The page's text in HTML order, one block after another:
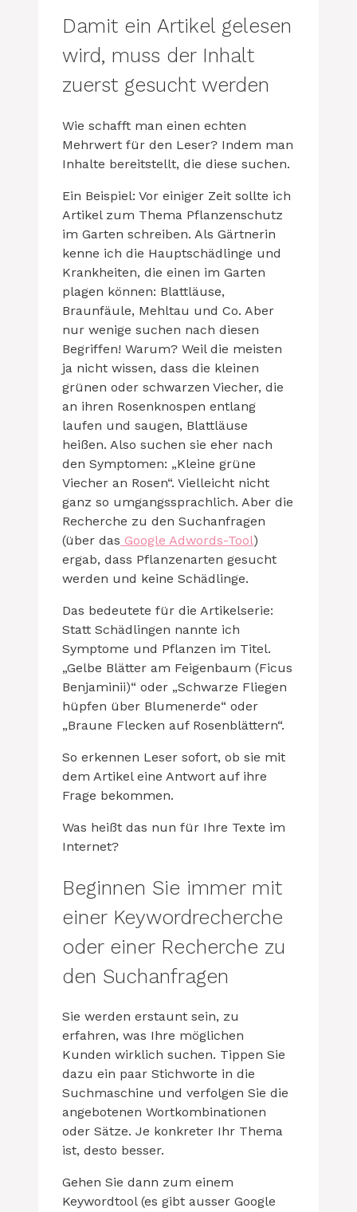
Damit ein Artikel gelesen
wird, muss der Inhalt
zuerst gesucht werden
Wie schafft man einen echten
Mehrwert für den Leser? Indem man
Inhalte bereitstellt, die diese suchen.
Ein Beispiel: Vor einiger Zeit sollte ich
Artikel zum Thema Pflanzenschutz
im Garten schreiben. Als Gärtnerin
kenne ich die Hauptschädlinge und
Krankheiten, die einen im Garten
plagen können: Blattläuse,
Braunfäule, Mehltau und Co. Aber
nur wenige suchen nach diesen
Begriffen! Warum? Weil die meisten
ja nicht wissen, dass die kleinen
grünen oder schwarzen Viecher, die
an ihren Rosenknospen entlang
laufen und saugen, Blattläuse
heißen. Also suchen sie eher nach
den Symptomen: „Kleine grüne
Viecher an Rosen“. Vielleicht nicht
ganz so umgangssprachlich. Aber die
Recherche zu den Suchanfragen
(über das Google Adwords-Tool)
ergab, dass Pflanzenarten gesucht
werden und keine Schädlinge.
Das bedeutete für die Artikelserie:
Statt Schädlingen nannte ich
Symptome und Pflanzen im Titel.
„Gelbe Blätter am Feigenbaum (Ficus
Benjaminii)“ oder „Schwarze Fliegen
hüpfen über Blumenerde“ oder
„Braune Flecken auf Rosenblättern“.
So erkennen Leser sofort, ob sie mit
dem Artikel eine Antwort auf ihre
Frage bekommen.
Was heißt das nun für Ihre Texte im
Internet?
Beginnen Sie immer mit
einer Keywordrecherche
oder einer Recherche zu
den Suchanfragen
Sie werden erstaunt sein, zu
erfahren, was Ihre möglichen
Kunden wirklich suchen. Tippen Sie
dazu ein paar Stichworte in die
Suchmaschine und verfolgen Sie die
angebotenen Wortkombinationen
oder Sätze. Je konkreter Ihr Thema
ist, desto besser.
Gehen Sie dann zum einem
Keywordtool (es gibt ausser Google